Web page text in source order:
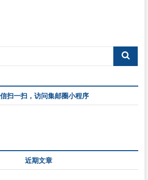
扫一扫，访问集邮圈小程序
近期文章